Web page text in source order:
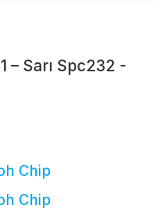
– Sarı Spc232 -
Chip
Chip